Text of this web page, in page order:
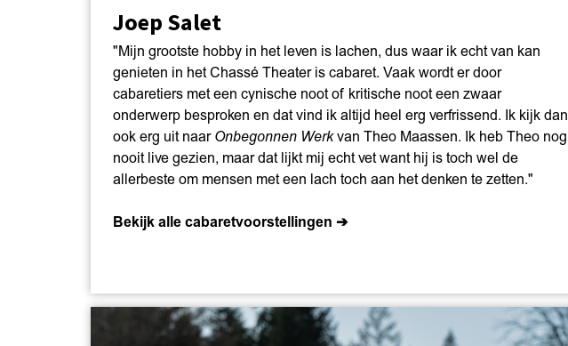
Joep Salet
"Mijn grootste hobby in het leven is lachen, dus waar ik echt van kan
genieten in het Chassé Theater is cabaret. Vaak wordt er door
cabaretiers met een cynische noot of kritische noot een zwaar
onderwerp besproken en dat vind ik altijd heel erg verfrissend. Ik kijk dan
ook erg uit naar Onbegonnen Werkvan Theo Maassen. Ik heb Theo nog
nooit live gezien, maar dat lijkt mij echt vet want hij is toch wel de
allerbeste om mensen met een lach toch aan het denken te zetten."
Bekijk alle cabaretvoorstellingen ➔